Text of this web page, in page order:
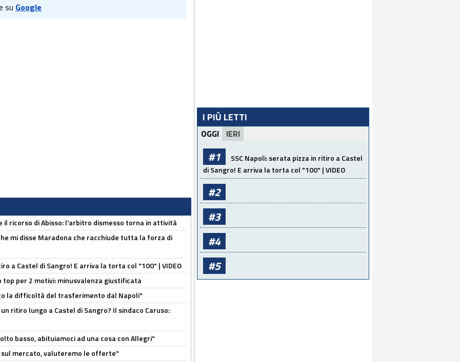
su Google
il ricorso di Abisso: l'arbitro dismesso torna in attività
mi disse Maradona che racchiude tutta la forza di
a Castel di Sangro! E arriva la torta col "100" | VIDEO
top per 2 motivi: minusvalenza giustificata
la difficoltà del trasferimento dal Napoli"
ritiro lungo a Castel di Sangro? Il sindaco Caruso:
basso, abituiamoci ad una cosa con Allegri"
sul mercato, valuteremo le offerte"
I PIÙ LETTI
OGGI IERI
#1
SSC Napoli: serata pizza in ritiro a Castel
di Sangro! E arriva la torta col "100" | VIDEO
#2
#3
#4
#5